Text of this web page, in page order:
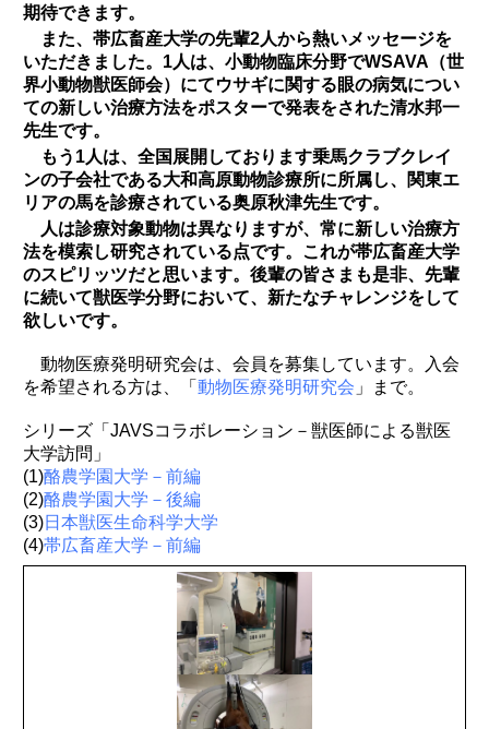
期待できます。
また、帯広畜産大学の先輩2人から熱いメッセージを
いただきました。1人は、小動物臨床分野でWSAVA（世
界小動物獣医師会）にてウサギに関する眼の病気につい
ての新しい治療方法をポスターで発表をされた清水邦一
先生です。
もう1人は、全国展開しております乗馬クラブクレイ
ンの子会社である大和高原動物診療所に所属し、関東エ
リアの馬を診療されている奥原秋津先生です。
人は診療対象動物は異なりますが、常に新しい治療方
法を模索し研究されている点です。これが帯広畜産大学
のスピリッツだと思います。後輩の皆さまも是非、先輩
に続いて獣医学分野において、新たなチャレンジをして
欲しいです。
動物医療発明研究会は、会員を募集しています。入会
を希望される方は、「 動物医療発明研究会 」まで。
シリーズ「JAVSコラボレーション－獣医師による獣医
大学訪問」
(1)酪農学園大学－前編
(2)酪農学園大学－後編
(3)日本獣医生命科学大学
(4)帯広畜産大学－前編